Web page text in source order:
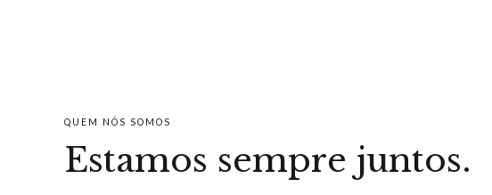
QUEM NÓS SOMOS
Estamos sempre juntos.